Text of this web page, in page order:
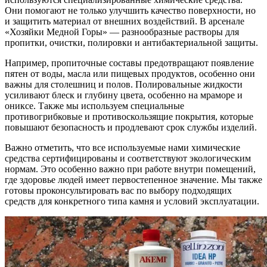
Они помогают не только улучшить качество поверхности, но
и защитить материал от внешних воздействий. В арсенале
«Хозяйки Медной Горы» — разнообразные растворы для
пропитки, очистки, полировки и антибактериальной защиты.
Например, пропиточные составы предотвращают появление
пятен от воды, масла или пищевых продуктов, особенно они
важны для столешниц и полов. Полировальные жидкости
усиливают блеск и глубину цвета, особенно на мраморе и
ониксе. Также мы используем специальные
противогрибковые и противоскользящие покрытия, которые
повышают безопасность и продлевают срок службы изделий.
Важно отметить, что все используемые нами химические
средства сертифицированы и соответствуют экологическим
нормам. Это особенно важно при работе внутри помещений,
где здоровье людей имеет первостепенное значение. Мы также
готовы проконсультировать вас по выбору подходящих
средств для конкретного типа камня и условий эксплуатации.